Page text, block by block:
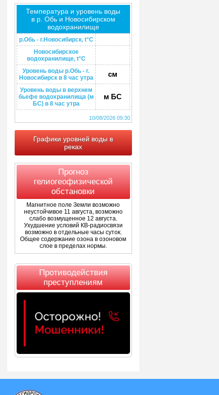
Температура и уровень воды
в р. Обь и Новосибирском
водохранилище
р.Обь - г.Новосибирск, t°C
Новосибирское
водохранилище, t°C
Уровень воды р.Обь - г.
Новосибирск в 8 час утра
см
Уровень воды в верхнем
бьефе водохранилища (м
БС) в 8 час утра
м БС
10/08/2026 09:30
Графики уровней воды в
реках
Прогноз
гелиогеофизической
обстановки
Магнитное поле Земли возможно
неустойчивое 11 августа, возможно
слабо возмущенное 12 августа.
Ухудшение условий КВ-радиосвязи
возможно в отдельные часы суток.
Общее содержание озона в озоновом
слое в пределах нормы.
Противодействия
преступлениям